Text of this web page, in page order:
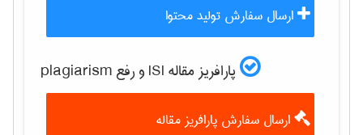
ارسال سفارش تولید محتوا
پارافریز مقاله ISI و رفع plagiarism
ارسال سفارش پارافریز مقاله